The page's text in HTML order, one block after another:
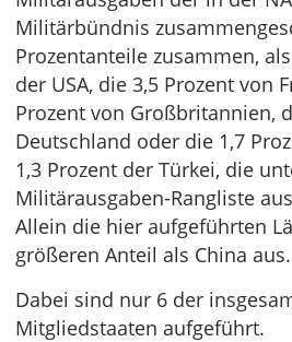
Militärbündnis
Prozentanteile zusammen,
der USA, die 3,5 Prozent von
Prozent von Großbritannien,
Deutschland oder die 1,7
1,3 Prozent der Türkei, die
Militärausgaben-Rangliste
Allein die hier aufgeführten
größeren Anteil als China aus.
Dabei sind nur 6 der
Mitgliedstaaten aufgeführt.